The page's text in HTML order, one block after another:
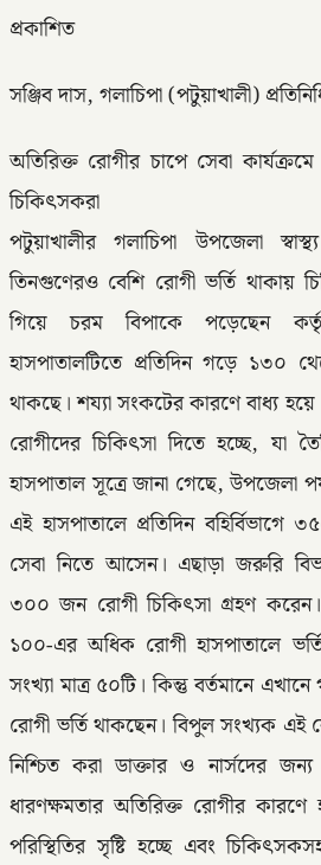
প্রকাশিত
সঞ্জিব দাস, গলাচিপা (পটুয়াখালী)
অতিরিক্ত রোগীর চাপে সেবা
চিকিৎসকরা
পটুয়াখালীর গলাচিপা উপজেলা
তিনগুণেরও বেশি রোগী ভর্তি থাকায়
গিয়ে চরম বিপাকে পড়েছেন
হাসপাতালটিতে প্রতিদিন গড়ে ১৩০
থাকছে। শয্যা সংকটের কারণে বাধ্য
রোগীদের চিকিৎসা দিতে হচ্ছে, যা
হাসপাতাল সূত্রে জানা গেছে, উপজেলা
এই হাসপাতালে প্রতিদিন
সেবা নিতে আসেন। এছাড়া জরুরি
৩০০ জন রোগী চিকিৎসা গ্রহণ
১০০-এর অধিক রোগী হাসপাতালে
সংখ্যা মাত্র ৫০টি। কিন্তু বর্তমানে
রোগী ভর্তি থাকছেন। বিপুল সংখ্যক এই
নিশ্চিত করা ডাক্তার ও নার্সদের জন্য
ধারণক্ষমতার অতিরিক্ত রোগীর কারণে
পরিস্থিতির সৃষ্টি হচ্ছে এবং